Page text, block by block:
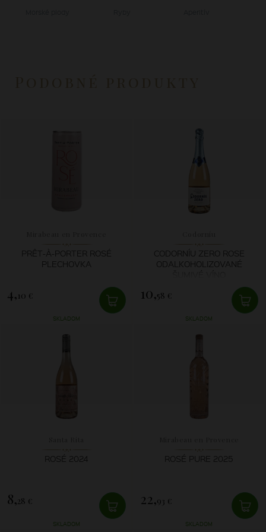
PRÊT-À-PORTER ROSÉ
PLECHOVKA
4, 10 €
SKLADOM
CODORNÍU ZERO ROSE
ODALKOHOLIZOVANÉ
10,58 €
SKLADOM
ROSÉ 2024
8,28 €
SKLADOM
ROSÉ PURE 2025
22,93 €
SKLADOM